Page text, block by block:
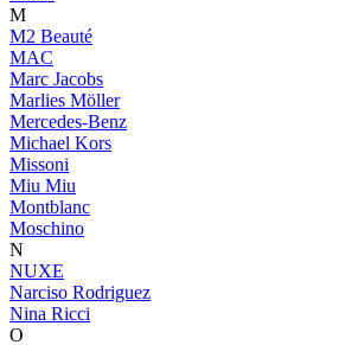
M
M2 Beauté
MAC
Marc Jacobs
Marlies Möller
Mercedes-Benz
Michael Kors
Missoni
Miu Miu
Montblanc
Moschino
N
NUXE
Narciso Rodriguez
Nina Ricci
O